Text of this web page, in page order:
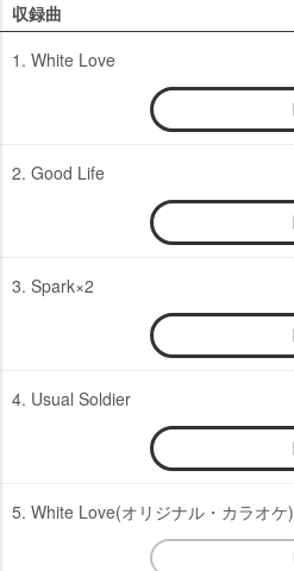
収録曲
1. White Love
2. Good Life
3. Spark×2
4. Usual Soldier
5. White Love(オリジナル・カラオケ)